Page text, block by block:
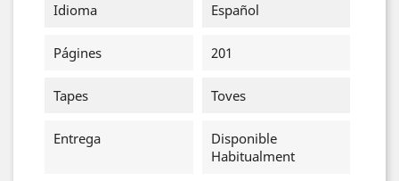
Idioma Español
Págines 201
Tapes Toves
Entrega
Disponible
Habitualment